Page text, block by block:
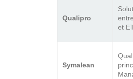
Qualipro
et
Symalean